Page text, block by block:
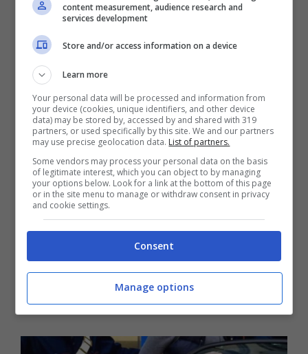
Lite alla fermata del bus, denunciato
content measurement, audience research and
services development
Store and/or access information on a device
Learn more
Your personal data will be processed and information from
your device (cookies, unique identifiers, and other device
data) may be stored by, accessed by and shared with 319
partners, or used specifically by this site. We and our partners
may use precise geolocation data. List of partners.
Some vendors may process your personal data on the basis
of legitimate interest, which you can object to by managing
your options below. Look for a link at the bottom of this page
or in the site menu to manage or withdraw consent in privacy
and cookie settings.
Consent
Manage options